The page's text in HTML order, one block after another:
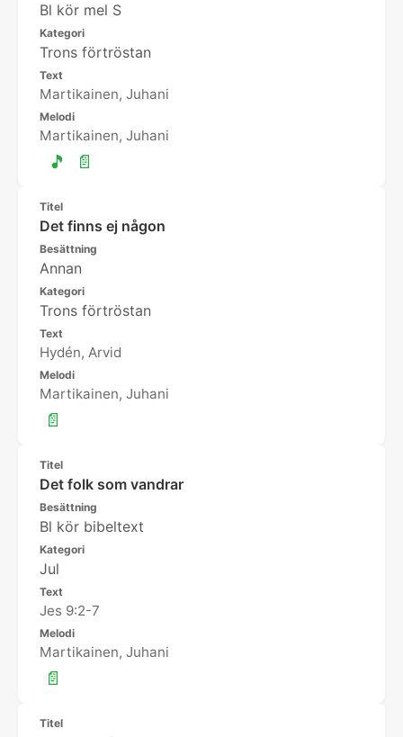
Bl kör mel S
Kategori
Trons förtröstan
Text
Martikainen, Juhani
Melodi
Martikainen, Juhani
🎵 📄
Titel
Det finns ej någon
Besättning
Annan
Kategori
Trons förtröstan
Text
Hydén, Arvid
Melodi
Martikainen, Juhani
📄
Titel
Det folk som vandrar
Besättning
Bl kör bibeltext
Kategori
Jul
Text
Jes 9:2-7
Melodi
Martikainen, Juhani
📄
Titel